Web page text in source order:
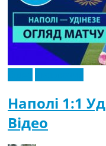
Наполі 1:1
Відео